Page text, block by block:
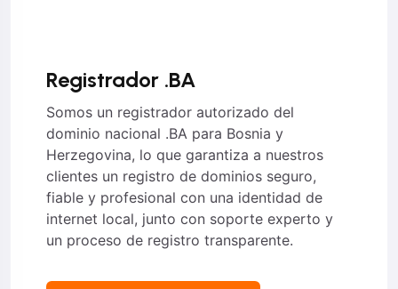
Registrador .BA
Somos un registrador autorizado del
dominio nacional .BA para Bosnia y
Herzegovina, lo que garantiza a nuestros
clientes un registro de dominios seguro,
fiable y profesional con una identidad de
internet local, junto con soporte experto y
un proceso de registro transparente.